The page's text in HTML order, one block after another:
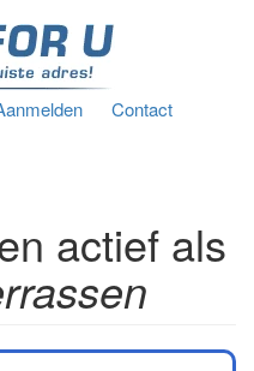
Contact
actief als